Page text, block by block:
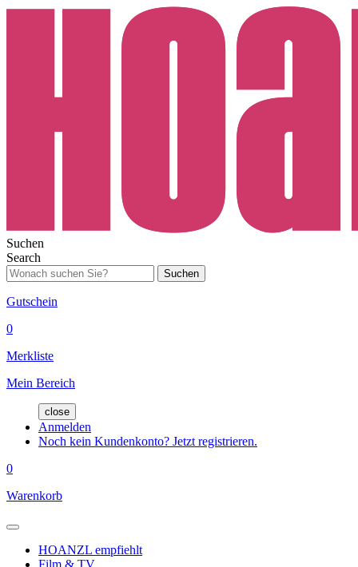
Suchen
Search
Suchen
Gutschein
0
Merkliste
Mein Bereich
close
Anmelden
Noch kein Kundenkonto? Jetzt registrieren.
0
Warenkorb
HOANZL empfiehlt
Film & TV